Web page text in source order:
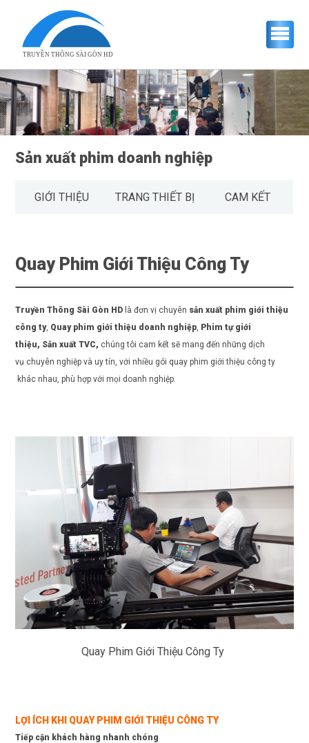
TRUYỀN THÔNG SÀI GÒN HD
Sản xuất phim doanh nghiệp
GIỚI THIỆU TRANG THIẾT BỊ CAM KẾT
Quay Phim Giới Thiệu Công Ty
Truyền Thông Sài Gòn HD là đơn vị chuyên sản xuất phim giới thiệu
công ty, Quay phim giới thiệu doanh nghiệp, Phim tự giới
thiệu, Sản xuất TVC, chúng tôi cam kết sẽ mang đến những dịch
vụ chuyên nghiệp và uy tín, với nhiều gói quay phim giới thiệu công ty
khác nhau, phù hợp với mọi doanh nghiệp.
Quay Phim Giới Thiệu Công Ty
LỢI ÍCH KHI QUAY PHIM GIỚI THIỆU CÔNG TY
Tiếp cận khách hàng nhanh chóng